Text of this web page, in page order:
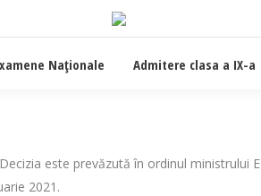
Naţionale Admitere clasa a IX-a
este prevăzută în ordinul ministrului
2021.